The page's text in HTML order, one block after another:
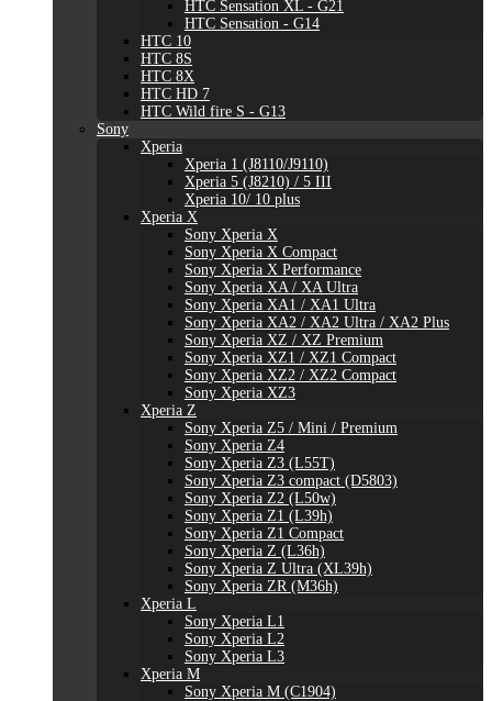
HTC Sensation XL - G21
HTC Sensation - G14
HTC 10
HTC 8S
HTC 8X
HTC HD 7
HTC Wild fire S - G13
Sony
Xperia
Xperia 1 (J8110/J9110)
Xperia 5 (J8210) / 5 III
Xperia 10/ 10 plus
Xperia X
Sony Xperia X
Sony Xperia X Compact
Sony Xperia X Performance
Sony Xperia XA / XA Ultra
Sony Xperia XA1 / XA1 Ultra
Sony Xperia XA2 / XA2 Ultra / XA2 Plus
Sony Xperia XZ / XZ Premium
Sony Xperia XZ1 / XZ1 Compact
Sony Xperia XZ2 / XZ2 Compact
Sony Xperia XZ3
Xperia Z
Sony Xperia Z5 / Mini / Premium
Sony Xperia Z4
Sony Xperia Z3 (L55T)
Sony Xperia Z3 compact (D5803)
Sony Xperia Z2 (L50w)
Sony Xperia Z1 (L39h)
Sony Xperia Z1 Compact
Sony Xperia Z (L36h)
Sony Xperia Z Ultra (XL39h)
Sony Xperia ZR (M36h)
Xperia L
Sony Xperia L1
Sony Xperia L2
Sony Xperia L3
Xperia M
Sony Xperia M (C1904)